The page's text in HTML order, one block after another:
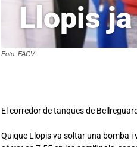
Llopis ja
Foto: FACV.
El corredor de tanques de
Quique Llopis va soltar una bomba i